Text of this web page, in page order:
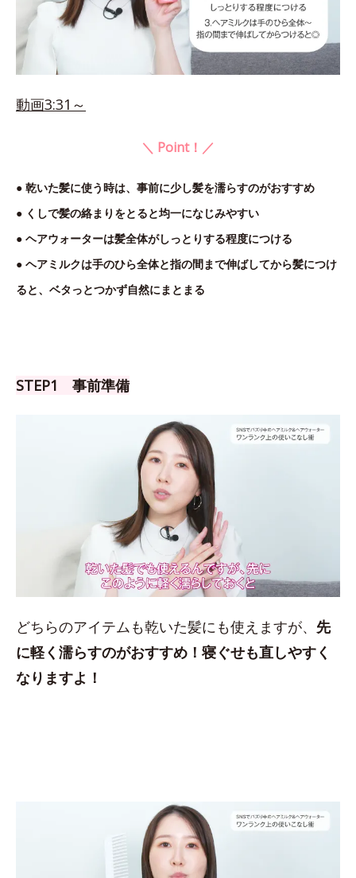
動画3:31～
＼ Point！／
● 乾いた髪に使う時は、事前に少し髪を濡らすのがおすすめ
● くしで髪の絡まりをとると均一になじみやすい
● ヘアウォーターは髪全体がしっとりする程度につける
● ヘアミルクは手のひら全体と指の間まで伸ばしてから髪につけ
ると、ベタっとつかず自然にまとまる
STEP1 事前準備
どちらのアイテムも乾いた髪にも使えますが、 先
に軽く濡らすのがおすすめ！寝ぐせも直しやすく
なりますよ！